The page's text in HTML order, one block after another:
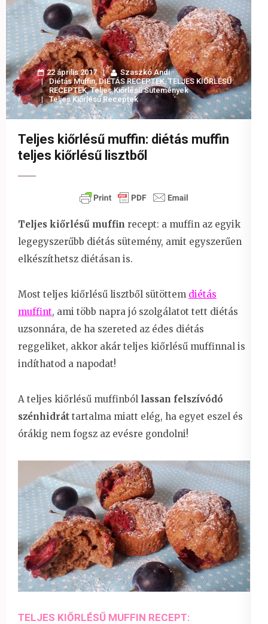
22 április 2017
Szaszkó Andi
Diétás Muffin,DIÉTÁS RECEPTEK,TELJES KIŐRLÉSŰ
RECEPTEK,Teljes Kiőrlésű Sütemények
Teljes Kiőrlésű Receptek
Teljes kiőrlésű muffin: diétás muffin
teljes kiőrlésű lisztből
Teljes kiőrlésű muffin recept: a muffin az egyik
legegyszerűbb diétás sütemény, amit egyszerűen
elkészíthetsz diétásan is.
Most teljes kiőrlésű lisztből sütöttem diétás
muffint, ami több napra jó szolgálatot tett diétás
uzsonnára, de ha szereted az édes diétás
reggeliket, akkor akár teljes kiőrlésű muffinnal is
indíthatod a napodat!
A teljes kiőrlésű muffinból lassan felszívódó
szénhidrát tartalma miatt elég, ha egyet eszel és
órákig nem fogsz az evésre gondolni!
TELJES KIŐRLÉSŰ MUFFIN RECEPT: